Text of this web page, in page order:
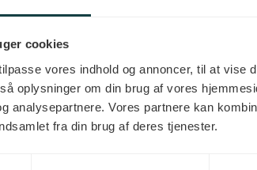
cookies
vores indhold og annoncer, til at vise
oplysninger om din brug af vores
analysepartnere. Vores partnere kan
fra din brug af deres tjenester.